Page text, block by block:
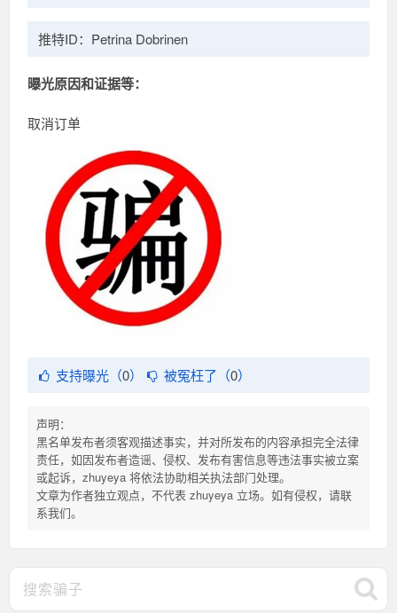
推特ID：Petrina Dobrinen
曝光原因和证据等：
取消订单
支持曝光（0） 被冤枉了（0）
声明：
黑名单发布者须客观描述事实，并对所发布的内容承担完全法律
责任，如因发布者造谣、侵权、发布有害信息等违法事实被立案
或起诉，zhuyeya 将依法协助相关执法部门处理。
文章为作者独立观点，不代表 zhuyeya 立场。如有侵权，请联
系我们。